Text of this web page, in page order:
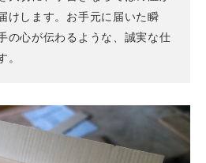
けします。お手元に届いた瞬
の心が伝わるような、誠実な仕
。